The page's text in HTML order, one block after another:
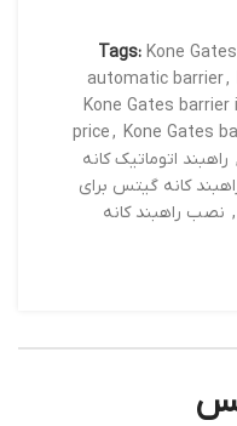
Tags: Kone
automatic barrier,
Kone Gates
price, Kone Gates
, راهبند اتوماتیک کانه
کانه گیتس برای
, نصب راهبند کانه